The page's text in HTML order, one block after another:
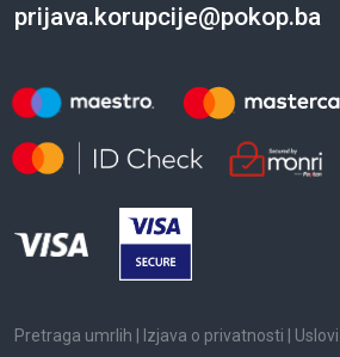
prijava.korupcije@pokop.ba
Pretraga umrlih Izjava o privatnosti